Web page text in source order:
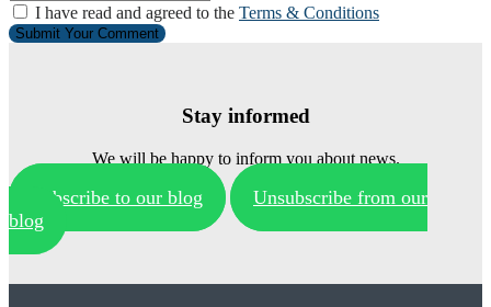
I have read and agreed to the Terms & Conditions
Submit Your Comment
Stay informed
We will be happy to inform you about news.
Subscribe to our blog
Unsubscribe from our
blog